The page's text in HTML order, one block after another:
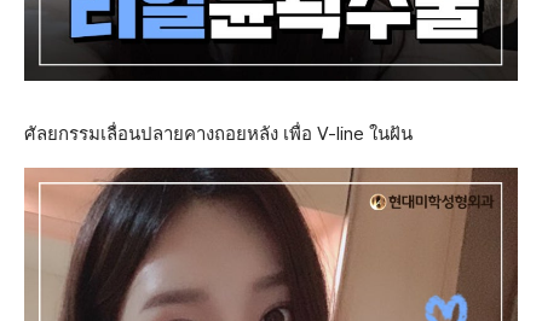
ศัลยกรรมเลื่อนปลายคางถอยหลัง เพื่อ V-line ในฝัน